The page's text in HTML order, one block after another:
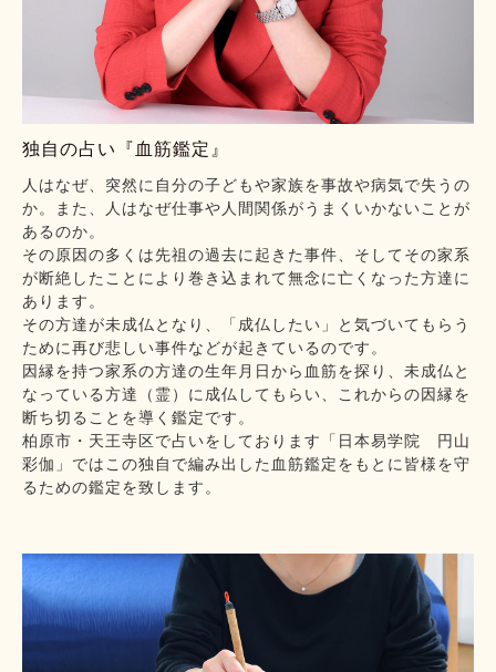
独自の占い『血筋鑑定』
人はなぜ、突然に自分の子どもや家族を事故や病気で失うの
か。また、人はなぜ仕事や人間関係がうまくいかないことが
あるのか。
その原因の多くは先祖の過去に起きた事件、そしてその家系
が断絶したことにより巻き込まれて無念に亡くなった方達に
あります。
その方達が未成仏となり、「成仏したい」と気づいてもらう
ために再び悲しい事件などが起きているのです。
因縁を持つ家系の方達の生年月日から血筋を探り、未成仏と
なっている方達（霊）に成仏してもらい、これからの因縁を
断ち切ることを導く鑑定です。
柏原市・天王寺区で占いをしております「日本易学院 円山
彩伽」ではこの独自で編み出した血筋鑑定をもとに皆様を守
るための鑑定を致します。